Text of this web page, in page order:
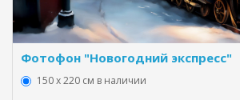
Фотофон "Новогодний экспресс"
150 х 220 см в наличии